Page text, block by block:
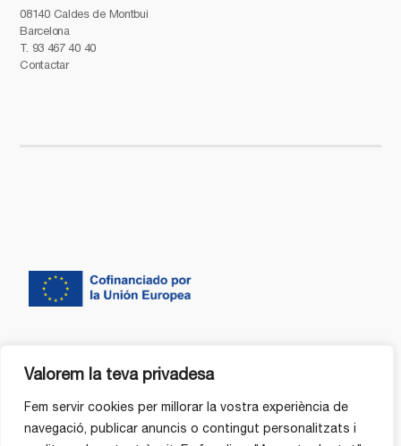
Valorem la teva privadesa
Fem servir cookies per millorar la vostra experiència de
navegació, publicar anuncis o contingut personalitzats i
08140 Caldes de Montbui
Barcelona
T. 93 467 40 40
Contactar